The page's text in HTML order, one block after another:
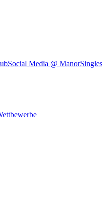
Social Media @ Manor